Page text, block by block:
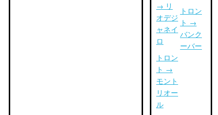
→ リ
オデジ
ャネイ
ロ
トロン
ト →
モント
リオー
ル
トロン
ト →
バンク
ーバー